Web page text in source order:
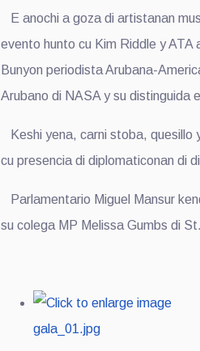
E anochi a goza di artistanan
evento hunto cu Kim Riddle y ATA
Bunyon periodista Arubana-
Arubano di NASA y su distinguida
Keshi yena, carni stoba, quesillo
cu presencia di diplomaticonan di
Parlamentario Miguel Mansur
su colega MP Melissa Gumbs di